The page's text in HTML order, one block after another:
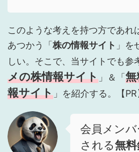
このような考えを持つ方であれ
あつかう「株の情報サイト 」を
しい。そこで、当サイトでも参
メの株情報サイト 」＆「
報サイト 」を紹介する。【PR
会員メンバ
される無料